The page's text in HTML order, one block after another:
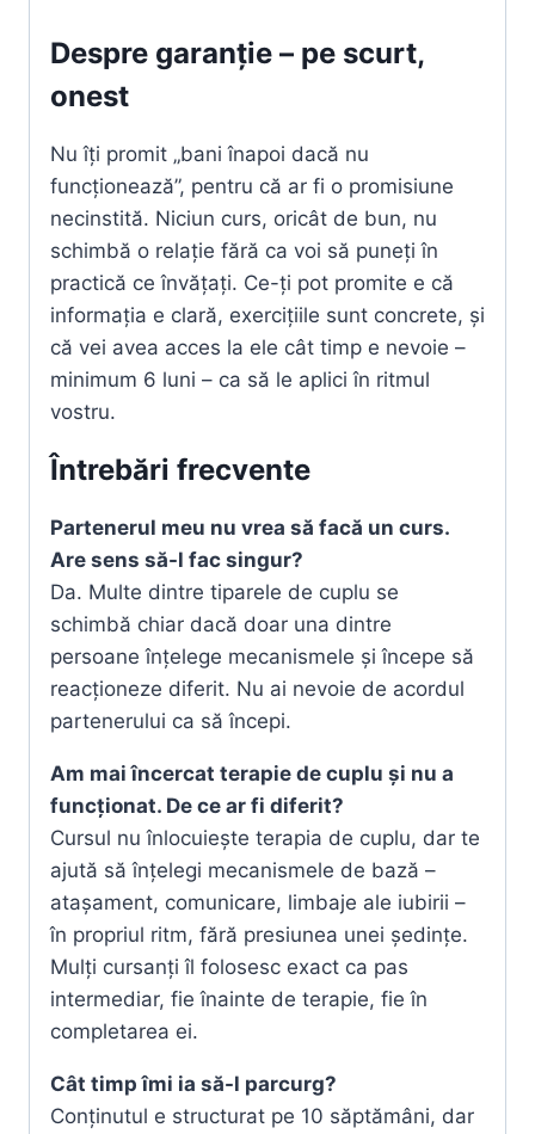
Despre garanție – pe scurt,
onest
Nu îți promit „bani înapoi dacă nu
funcționează”, pentru că ar fi o promisiune
necinstită. Niciun curs, oricât de bun, nu
schimbă o relație fără ca voi să puneți în
practică ce învățați. Ce-ți pot promite e că
informația e clară, exercițiile sunt concrete, și
că vei avea acces la ele cât timp e nevoie –
minimum 6 luni – ca să le aplici în ritmul
vostru.
Întrebări frecvente
Partenerul meu nu vrea să facă un curs.
Are sens să-l fac singur?
Da. Multe dintre tiparele de cuplu se
schimbă chiar dacă doar una dintre
persoane înțelege mecanismele și începe să
reacționeze diferit. Nu ai nevoie de acordul
partenerului ca să începi.
Am mai încercat terapie de cuplu și nu a
funcționat. De ce ar fi diferit?
Cursul nu înlocuiește terapia de cuplu, dar te
ajută să înțelegi mecanismele de bază –
atașament, comunicare, limbaje ale iubirii –
în propriul ritm, fără presiunea unei ședințe.
Mulți cursanți îl folosesc exact ca pas
intermediar, fie înainte de terapie, fie în
completarea ei.
Cât timp îmi ia să-l parcurg?
Conținutul e structurat pe 10 săptămâni, dar